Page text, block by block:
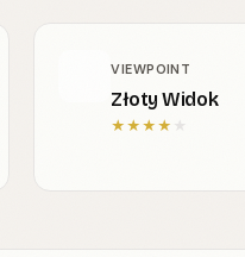
VIEWPOINT
Złoty Widok
★★★★ ★